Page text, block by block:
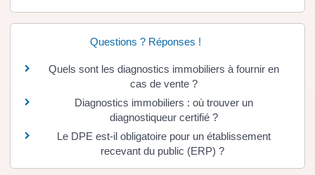
Questions ? Réponses !
Quels sont les diagnostics immobiliers à fournir en
cas de vente ?
Diagnostics immobiliers : où trouver un
diagnostiqueur certifié ?
Le DPE est-il obligatoire pour un établissement
recevant du public (ERP) ?